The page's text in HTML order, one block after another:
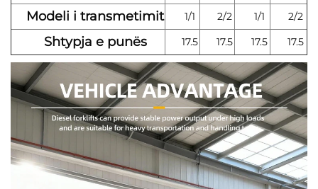
Modeli i transmetimit 1/1 2/2 1/1 2/2
Shtypja e punës 17.5 17.5 17.5 17.5